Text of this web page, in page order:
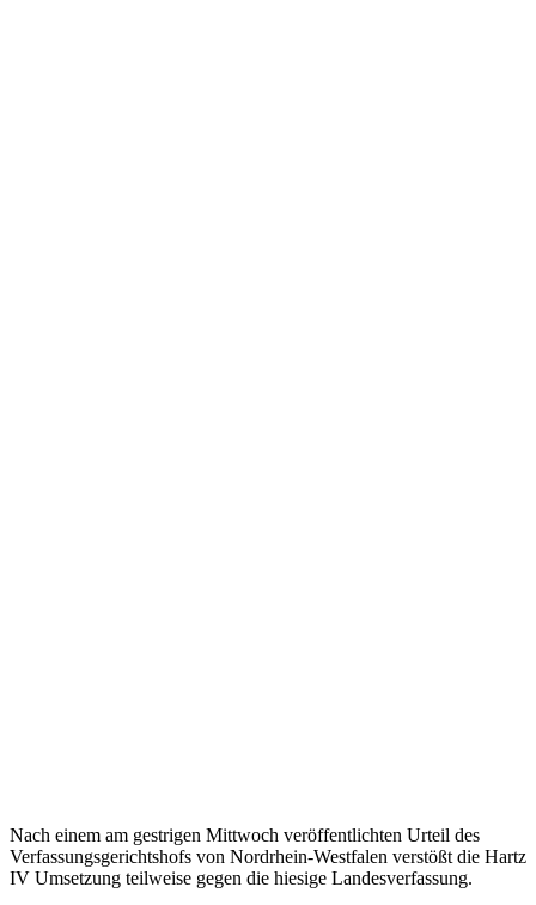
Nach einem am gestrigen Mittwoch veröffentlichten Urteil des
Verfassungsgerichtshofs von Nordrhein-Westfalen verstößt die Hartz
IV Umsetzung teilweise gegen die hiesige Landesverfassung.